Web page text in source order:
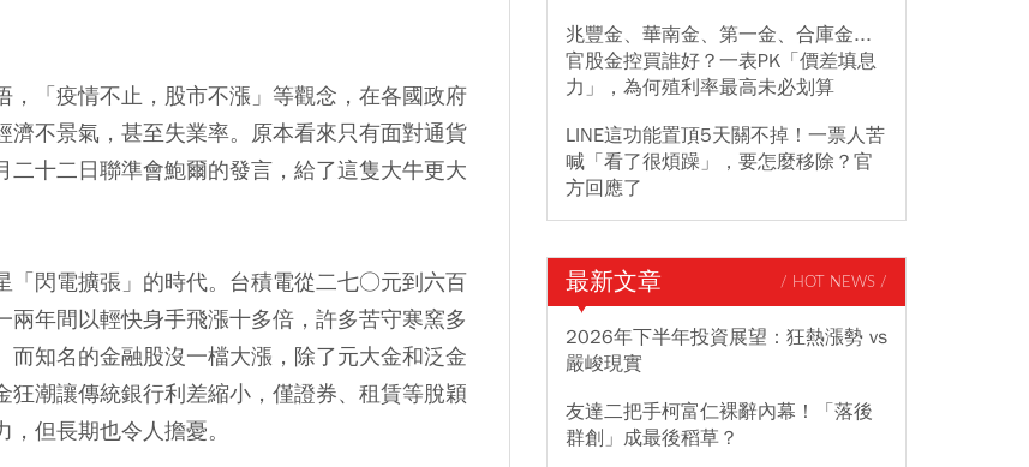
「疫情不止，股市不漲」等觀念，在各國政府
不景氣，甚至失業率。原本看來只有面對通貨
十二日聯準會鮑爾的發言，給了這隻大牛更大
「閃電擴張」的時代。台積電從二七○元到六百
年間以輕快身手飛漲十多倍，許多苦守寒窯多
知名的金融股沒一檔大漲，除了元大金和泛金
潮讓傳統銀行利差縮小，僅證券、租賃等脫穎
但長期也令人擔憂。
兆豐金、華南金、第一金、合庫金...
官股金控買誰好？一表PK「價差填息
力」，為何殖利率最高未必划算
LINE這功能置頂5天關不掉！一票人苦
喊「看了很煩躁」，要怎麼移除？官
方回應了
最新文章 / HOT NEWS /
2026年下半年投資展望：狂熱漲勢 vs
嚴峻現實
友達二把手柯富仁裸辭內幕！「落後
群創」成最後稻草？